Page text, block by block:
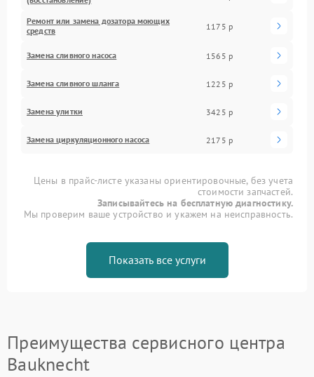
Ремонт или замена дозатора моющих
средств
1175 р
Замена сливного насоса 1565 р
Замена сливного шланга 1225 р
Замена улитки 3425 р
Замена циркуляционного насоса 2175 р
Цены в прайс-листе указаны ориентировочные, без учета
стоимости запчастей.
Записывайтесь на бесплатную диагностику.
Мы проверим ваше устройство и укажем на неисправность.
Показать все услуги
Преимущества сервисного центра
Bauknecht